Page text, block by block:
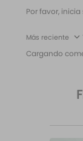
Por favor,
Más reciente
Cargando